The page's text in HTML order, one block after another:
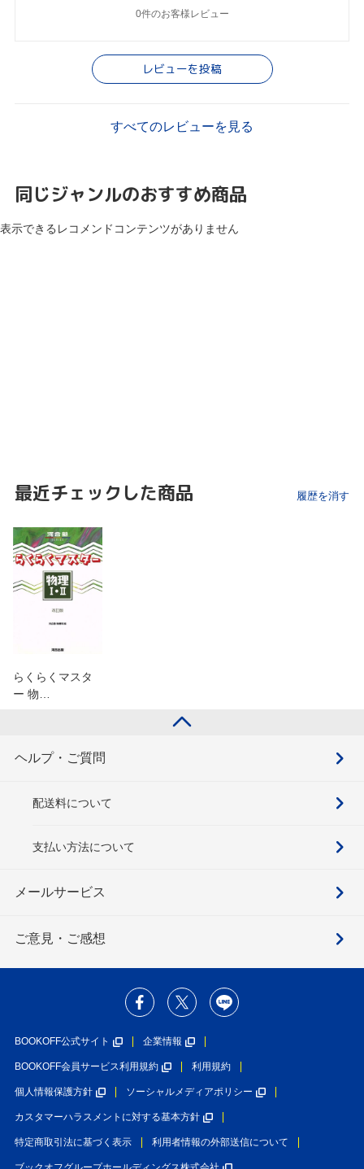
0件のお客様レビュー
レビューを投稿
すべてのレビューを見る
同じジャンルのおすすめ商品
表示できるレコメンドコンテンツがありません
最近チェックした商品 履歴を消す
らくらくマスタ
ー 物…
ヘルプ・ご質問
配送料について
支払い方法について
メールサービス
ご意見・ご感想
BOOKOFF公式サイト 企業情報
BOOKOFF会員サービス利用規約 利用規約
個人情報保護方針 ソーシャルメディアポリシー
カスタマーハラスメントに対する基本方針
特定商取引法に基づく表示 利用者情報の外部送信について